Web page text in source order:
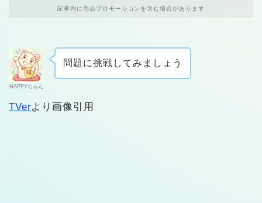
記事内に商品プロモーションを含む場合があります
HAPPYちゃん
問題に挑戦してみましょう
TVerより画像引用